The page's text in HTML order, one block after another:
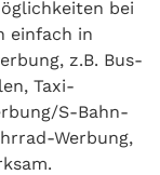
bei
einfach in
z.B. Bus-
Taxi-
S-Bahn-
Werbung,